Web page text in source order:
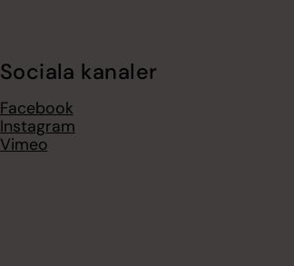
Sociala kanaler
Facebook
Instagram
Vimeo